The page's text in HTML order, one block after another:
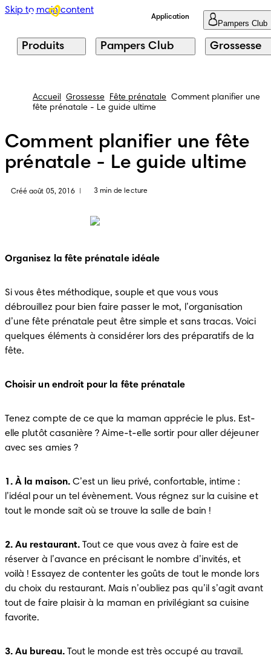
Skip to main content
Application
Pampers Club
Produits Pampers Club Grossesse
Accueil Grossesse Fête prénatale Comment planifier une
fête prénatale - Le guide ultime
Comment planifier une fête
prénatale - Le guide ultime
Créé août 05, 2016 3 min de lecture
Organisez la fête prénatale idéale
Si vous êtes méthodique, souple et que vous vous
débrouillez pour bien faire passer le mot, l’organisation
d’une fête prénatale peut être simple et sans tracas. Voici
quelques éléments à considérer lors des préparatifs de la
fête.
Choisir un endroit pour la fête prénatale
Tenez compte de ce que la maman apprécie le plus. Est-
elle plutôt casanière ? Aime-t-elle sortir pour aller déjeuner
avec ses amies ?
1 . À la maison. C’est un lieu privé, confortable, intime :
l’idéal pour un tel évènement. Vous régnez sur la cuisine et
tout le monde sait où se trouve la salle de bain !
2. Au restaurant. Tout ce que vous avez à faire est de
réserver à l’avance en précisant le nombre d’invités, et
voilà ! Essayez de contenter les goûts de tout le monde lors
du choix du restaurant. Mais n’oubliez pas qu’il s’agit avant
tout de faire plaisir à la maman en privilégiant sa cuisine
favorite.
3. Au bureau. Tout le monde est très occupé au travail.